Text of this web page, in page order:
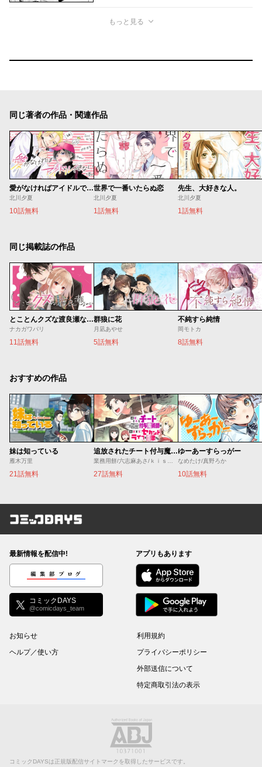
もっと見る
同じ著者の作品・関連作品
愛がなければアイドルできない
北川夕夏
10話無料
世界で一番いたらぬ恋
北川夕夏
1話無料
先生、大好きな人。
北川夕夏
1話無料
同じ掲載誌の作品
とことんクズな渡良瀬なのに
ナカガワパリ
11話無料
群狼に花
月凪あやせ
5話無料
不純すら純情
岡モトカ
8話無料
おすすめの作品
妹は知っている
雁木万里
21話無料
追放されたチート付与魔術師は気ままなセカンドライフを謳歌する。 ～俺は武器だけじゃなく、あらゆるものに『強化ポイント』を付与できるし、俺の意思でいつでも効果を解除できるけど、残った人たち大丈夫？～
業務用餅/六志麻あさ/ｋｉｓｕｉ
27話無料
ゆーあーすらっがー
なめたけ/真野ろか
10話無料
コミックDAYS
最新情報を配信中!
編集部ブログ
コミックDAYS
@comicdays_team
アプリもあります
お知らせ
ヘルプ／使い方
利用規約
プライバシーポリシー
外部送信について
特定商取引法の表示
コミックDAYSは正規版配信サイトマークを取得したサービスです。